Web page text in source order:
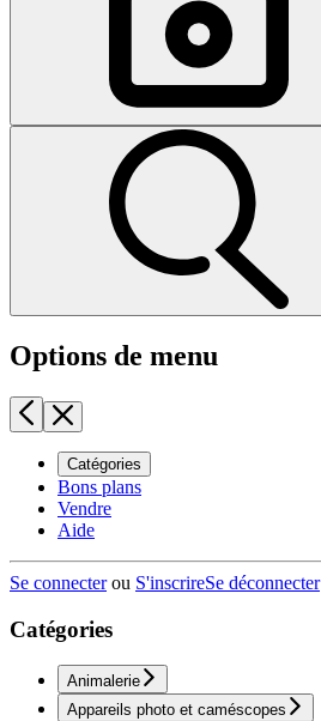
Options de menu
Catégories
Bons plans
Vendre
Aide
Se connecterou S'inscrireSe déconnecter
Catégories
Animalerie
Appareils photo et caméscopes